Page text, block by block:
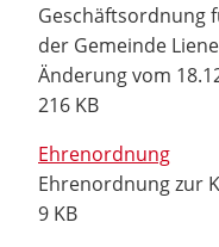
Geschäftsordnung
der Gemeinde
Änderung vom
216 KB
Ehrenordnung
Ehrenordnung zur
9 KB